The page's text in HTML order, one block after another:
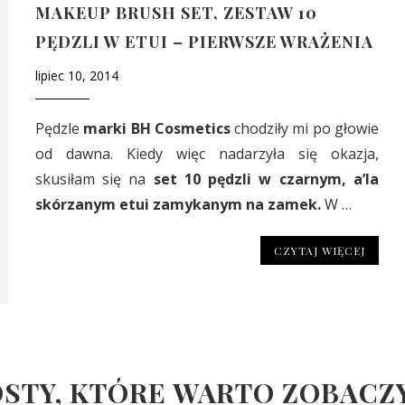
MAKEUP BRUSH SET, ZESTAW 10
PĘDZLI W ETUI – PIERWSZE WRAŻENIA
lipiec 10, 2014
Pędzle marki BH Cosmeticschodziły mi po głowie
od dawna. Kiedy więc nadarzyła się okazja,
skusiłam się na set 10 pędzli w czarnym, a’la
skórzanym etui zamykanym na zamek.W …
CZYTAJ WIĘCEJ
KTÓRE WARTO